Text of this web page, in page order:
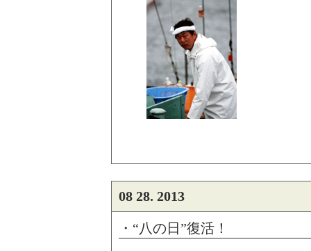
08 28. 2013
・“八の日”復活！